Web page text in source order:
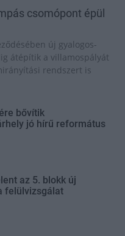
csomópont épül
új gyalogos-
átépítik a villamospályát
rendszert is
bővítik
jó hírű református
az 5. blokk új
felülvizsgálat